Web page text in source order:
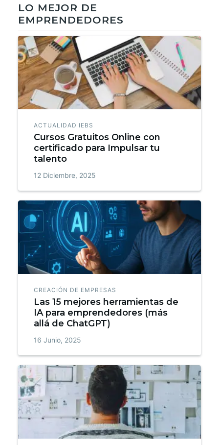
LO MEJOR DE
EMPRENDEDORES
ACTUALIDAD IEBS
Cursos Gratuitos Online con
certificado para Impulsar tu
talento
12 Diciembre, 2025
CREACIÓN DE EMPRESAS
Las 15 mejores herramientas de
IA para emprendedores (más
allá de ChatGPT)
16 Junio, 2025